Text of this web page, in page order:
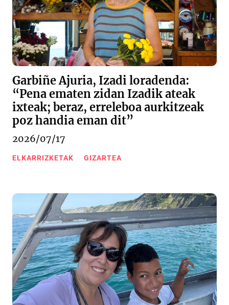
Garbiñe Ajuria, Izadi loradenda:
“Pena ematen zidan Izadik ateak
ixteak; beraz, erreleboa aurkitzeak
poz handia eman dit”
2026/07/17
ELKARRIZKETAK GIZARTEA